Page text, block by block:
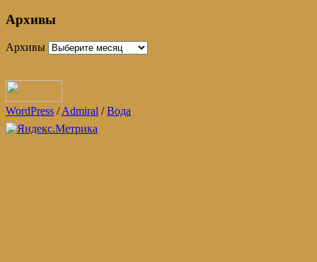
Архивы
Архивы
WordPress /Admiral /Вода